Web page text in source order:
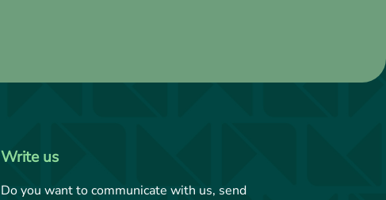
Write us
Do you want to communicate with us, send